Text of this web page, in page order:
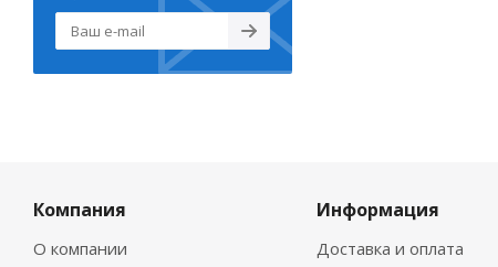
Компания
О компании
Информация
Доставка и оплата